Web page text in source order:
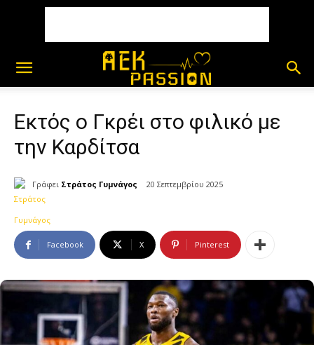
Εκτός ο Γκρέι στο φιλικό με
την Καρδίτσα
Γράφει Στράτος Γυμνάγος 20 Σεπτεμβρίου 2025
Facebook X Pinterest